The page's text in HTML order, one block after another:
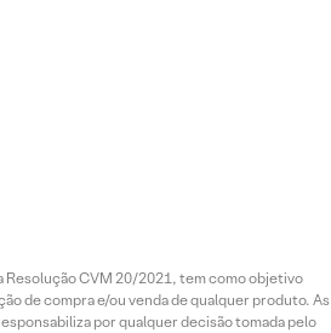
Resolução CVM 20/2021, tem como objetivo
de compra e/ou venda de qualquer produto. As
por qualquer decisão tomada pelo